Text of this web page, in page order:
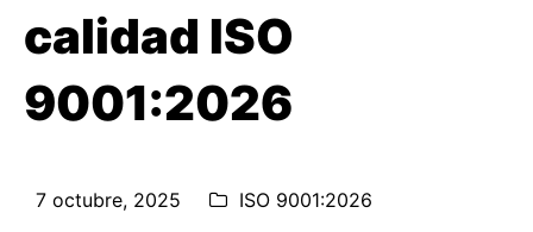
calidad ISO
9001:2026
7 octubre, 2025 ISO 9001:2026